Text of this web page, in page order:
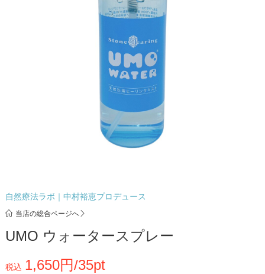
自然療法ラボ｜中村裕恵プロデュース
当店の総合ページへ
UMO ウォータースプレー
税込 1,650円/35pt